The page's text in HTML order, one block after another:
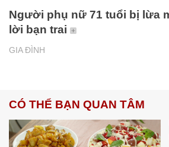
GIA ĐÌNH
Người phụ nữ 71 tuổi bị lừa
lời bạn trai
CÓ THỂ BẠN QUAN TÂM